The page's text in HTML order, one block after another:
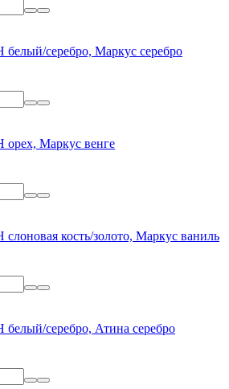
белый/серебро, Маркус серебро
орех, Маркус венге
кость/золото, Маркус ваниль
белый/серебро, Атина серебро